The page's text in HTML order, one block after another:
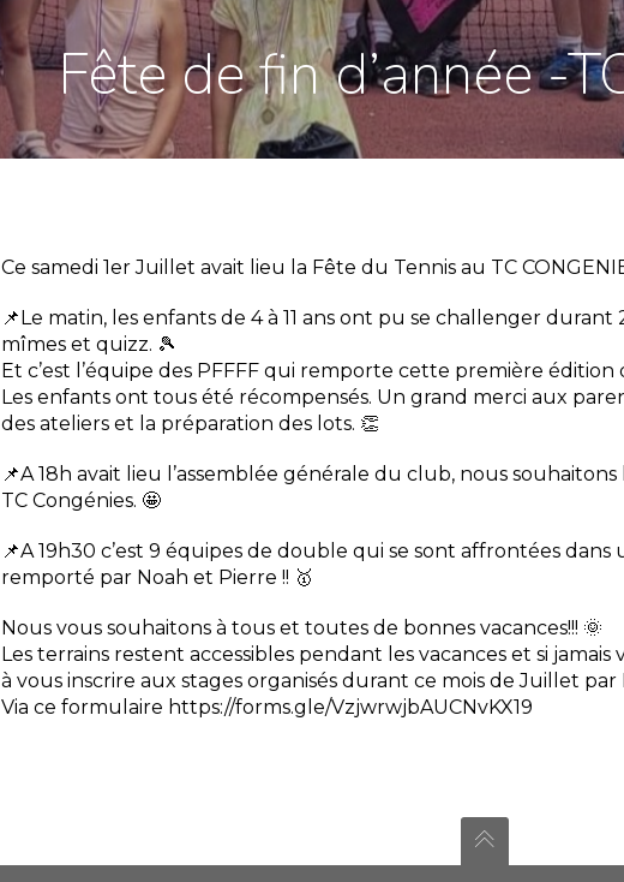
Fête de fin d’année -
Ce samedi 1er Juillet avait lieu la Fête du Tennis au TC
📌Le matin, les enfants de 4 à 11 ans ont pu se challenger
mîmes et quizz. 🎾
Et c’est l’équipe des PFFFF qui remporte cette première édition
Les enfants ont tous été récompensés. Un grand merci aux
des ateliers et la préparation des lots. 👏
📌A 18h avait lieu l’assemblée générale du club, nous
TC Congénies. 🤩
📌A 19h30 c’est 9 équipes de double qui se sont affrontées
remporté par Noah et Pierre !! 🥇
Nous vous souhaitons à tous et toutes de bonnes vacances!!! 🌞
Les terrains restent accessibles pendant les vacances et si
à vous inscrire aux stages organisés durant ce mois de Juillet par
Via ce formulaire https://forms.gle/VzjwrwjbAUCNvKX19